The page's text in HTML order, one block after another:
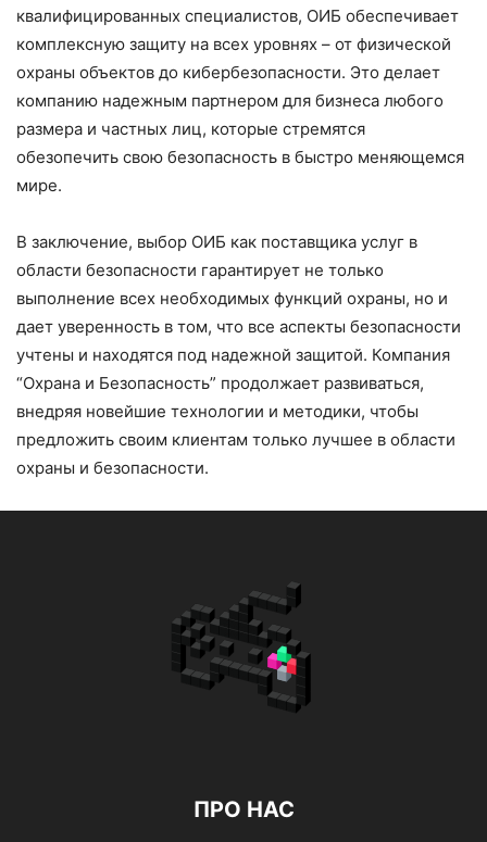
квалифицированных специалистов, ОИБ обеспечивает
комплексную защиту на всех уровнях – от физической
охраны объектов до кибербезопасности. Это делает
компанию надежным партнером для бизнеса любого
размера и частных лиц, которые стремятся
обезопечить свою безопасность в быстро меняющемся
мире.
В заключение, выбор ОИБ как поставщика услуг в
области безопасности гарантирует не только
выполнение всех необходимых функций охраны, но и
дает уверенность в том, что все аспекты безопасности
учтены и находятся под надежной защитой. Компания
“Охрана и Безопасность” продолжает развиваться,
внедряя новейшие технологии и методики, чтобы
предложить своим клиентам только лучшее в области
охраны и безопасности.
ПРО НАС